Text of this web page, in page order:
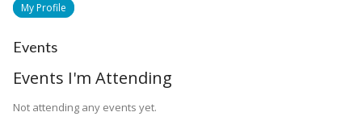
My Profile
Events
Events I'm Attending
Not attending any events yet.